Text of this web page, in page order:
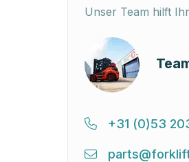
Unser Team hilft
+31 (0)53